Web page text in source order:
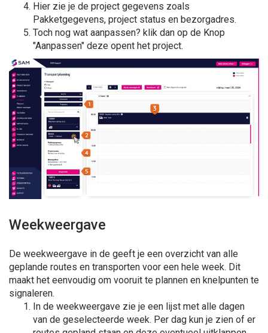
Hier zie je de project gegevens zoals
Pakketgegevens, project status en bezorgadres.
Toch nog wat aanpassen? klik dan op de Knop
"Aanpassen" deze opent het project.
Weekweergave
De weekweergave in de geeft je een overzicht van alle
geplande routes en transporten voor een hele week. Dit
maakt het eenvoudig om vooruit te plannen en knelpunten te
signaleren.
In de weekweergave zie je een lijst met alle dagen
van de geselecteerde week. Per dag kun je zien of er